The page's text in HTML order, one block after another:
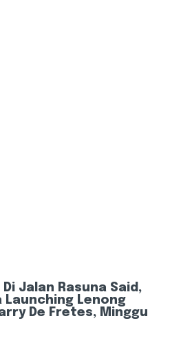
Di Jalan Rasuna Said,
Launching Lenong
De Fretes, Minggu